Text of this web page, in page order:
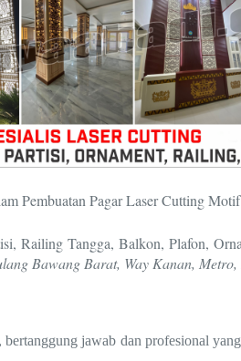
Pembuatan Pagar Laser Cutting
Railing Tangga, Balkon, Plafon,
Bawang Barat, Way Kanan,
jawab dan profesional